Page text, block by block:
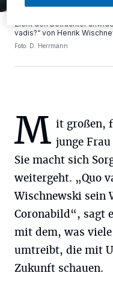
Zieht den Betrachter
vadis?“ von Henrik
Foto: D. Herrmann
M it großen,
junge
Sie macht sich
weitergeht. „Quo
Wischnewski sein
Coronabild“, sagt
mit dem, was
umtreibt, die mit
Zukunft schauen.